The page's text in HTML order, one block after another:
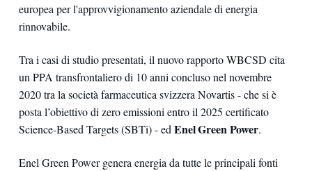
europea per l'approvvigionamento aziendale di energia
rinnovabile.
Tra i casi di studio presentati, il nuovo rapporto WBCSD cita
un PPA transfrontaliero di 10 anni concluso nel novembre
2020 tra la società farmaceutica svizzera Novartis - che si è
posta l’obiettivo di zero emissioni entro il 2025 certificato
Science-Based Targets (SBTi) - ed Enel Green Power.
Enel Green Power genera energia da tutte le principali fonti